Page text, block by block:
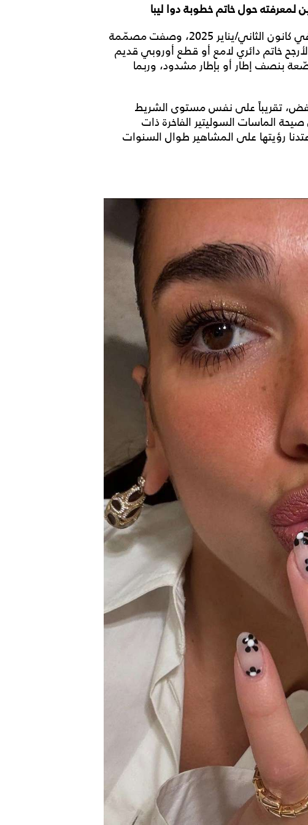
حول خاتم خطوبة دوا ليبا
خاتم ليبا الماسي مُثبت على حلقة سيغار عريضة. في كانون الثاني/يناير 2025، وصفت مصمّمة
خاتم دائري لامع أو قطع أوروبي قديم
بنصف إطار أو بإطار مشدود، وربما
تقريباً على نفس مستوى الشريط
الماسات السوليتير الفاخرة ذات
رؤيتها على المشاهير طوال السنوات